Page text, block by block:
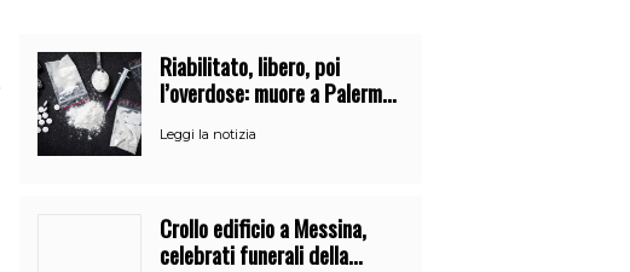
Riabilitato, libero, poi
l’overdose: muore a Palermo
comunità
Leggi la notizia
Crollo edificio a Messina,
celebrati funerali della